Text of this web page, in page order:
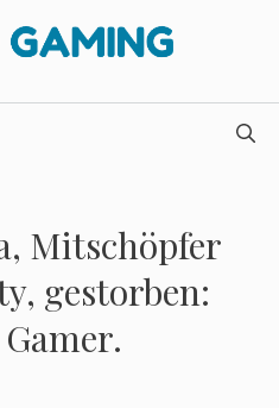
Mitschöpfer
gestorben: